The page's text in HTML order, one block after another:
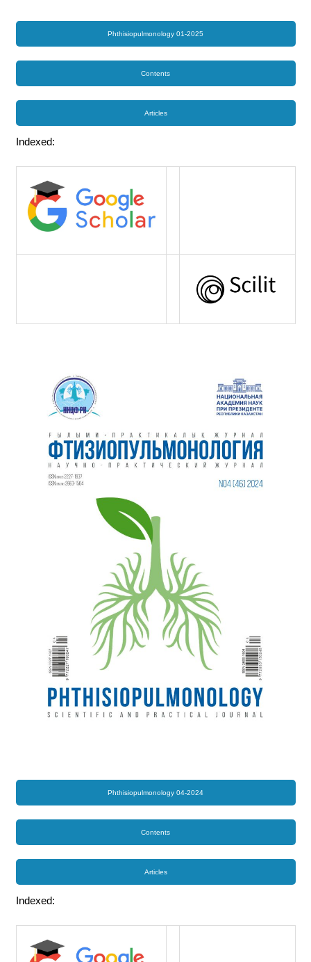
Phthisiopulmonology 01-2025
Contents
Articles
Indexed:
Phthisiopulmonology 04-2024
Contents
Articles
Indexed: